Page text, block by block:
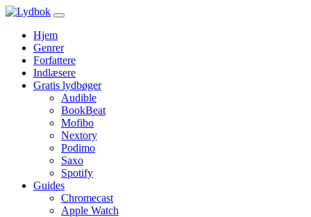
Hjem
Genrer
Forfattere
Indlæsere
Gratis lydbøger
Audible
BookBeat
Mofibo
Nextory
Podimo
Saxo
Spotify
Guides
Chromecast
Apple Watch